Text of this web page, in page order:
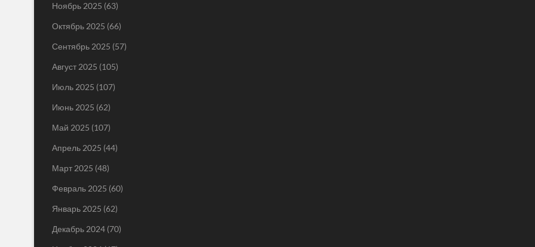
Ноябрь 2025 (63)
Октябрь 2025 (66)
Сентябрь 2025 (57)
Август 2025 (105)
Июль 2025 (107)
Июнь 2025 (62)
Май 2025 (107)
Апрель 2025 (44)
Март 2025 (48)
Февраль 2025 (60)
Январь 2025 (62)
Декабрь 2024 (70)